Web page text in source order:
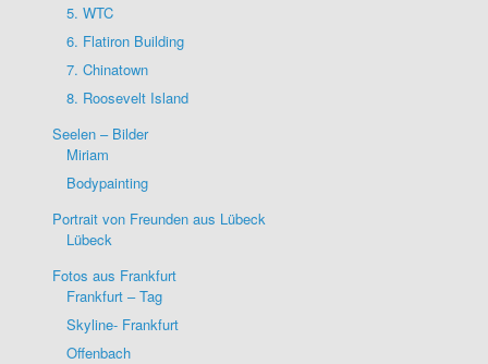
5. WTC
6. Flatiron Building
7. Chinatown
8. Roosevelt Island
Seelen – Bilder
Miriam
Bodypainting
Portrait von Freunden aus Lübeck
Lübeck
Fotos aus Frankfurt
Frankfurt – Tag
Skyline- Frankfurt
Offenbach